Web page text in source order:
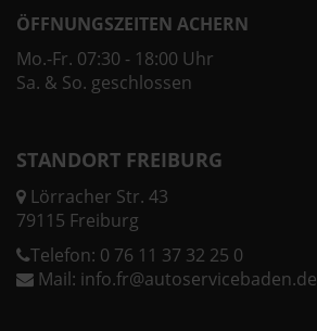
ÖFFNUNGSZEITEN ACHERN
Mo.-Fr. 07:30 - 18:00 Uhr
Sa. & So. geschlossen
STANDORT FREIBURG
Lörracher Str. 43
79115 Freiburg
Telefon: 0 76 11 37 32 25 0
Mail: info.fr@autoservicebaden.de